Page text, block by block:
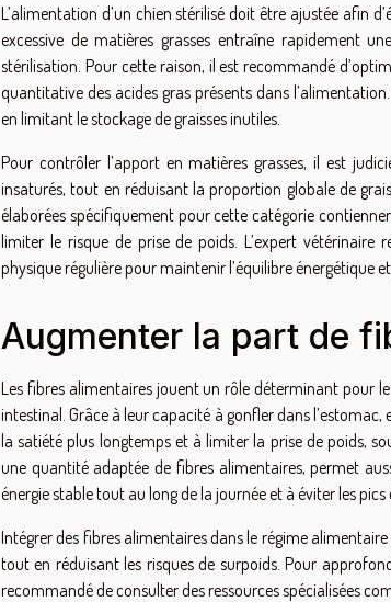
L’alimentation d’un chien stérilisé doit être ajustée afin
excessive de matières grasses entraîne rapidement
stérilisation. Pour cette raison, il est recommandé
quantitative des acides gras présents dans
en limitant le stockage de graisses inutiles.
Pour contrôler l’apport en matières grasses, il est
insaturés, tout en réduisant la proportion globale de
élaborées spécifiquement pour cette catégorie
limiter le risque de prise de poids. L’expert vétérinaire
physique régulière pour maintenir l’équilibre énergétique
Augmenter la part de
Les fibres alimentaires jouent un rôle déterminant pour
intestinal. Grâce à leur capacité à gonfler dans
la satiété plus longtemps et à limiter la prise de poids,
une quantité adaptée de fibres alimentaires, permet
énergie stable tout au long de la journée et à éviter les
Intégrer des fibres alimentaires dans le régime
tout en réduisant les risques de surpoids. Pour
recommandé de consulter des ressources spécialisées